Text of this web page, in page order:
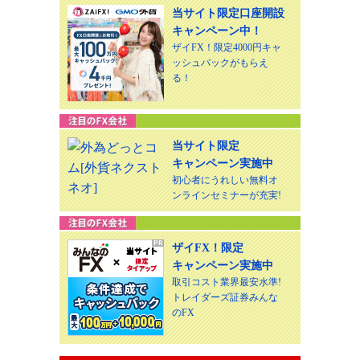
当サイト限定口座開設
キャンペーン中！
ザイFX！限定4000円キャ
ッシュバックがもらえ
る！
当サイト限定
キャンペーン実施中
初心者にうれしい無料オ
ンラインセミナーが充実!
ザイFX！限定
キャンペーン実施中
取引コスト業界最安水準!
トレイダーズ証券みんな
のFX